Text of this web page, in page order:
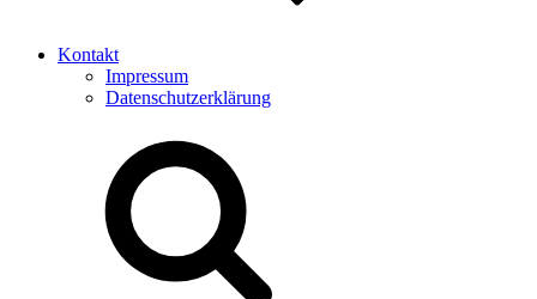
Kontakt
Impressum
Datenschutzerklärung